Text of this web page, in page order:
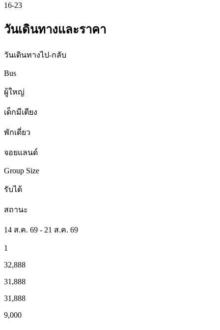
16-23
วันเดินทางและราคา
วันเดินทางไป-กลับ
Bus
ผู้ใหญ่
เด็กมีเตียง
พักเดี่ยว
จอยแลนด์
Group Size
รับได้
สถานะ
14 ส.ค. 69 - 21 ส.ค. 69
1
32,888
31,888
31,888
9,000